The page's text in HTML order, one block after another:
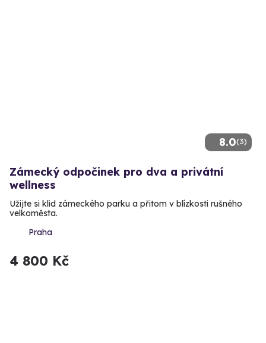
8.0(3)
Zámecký odpočinek pro dva a privátní
wellness
Užijte si klid zámeckého parku a přitom v blízkosti rušného
velkoměsta.
Praha
4 800 Kč